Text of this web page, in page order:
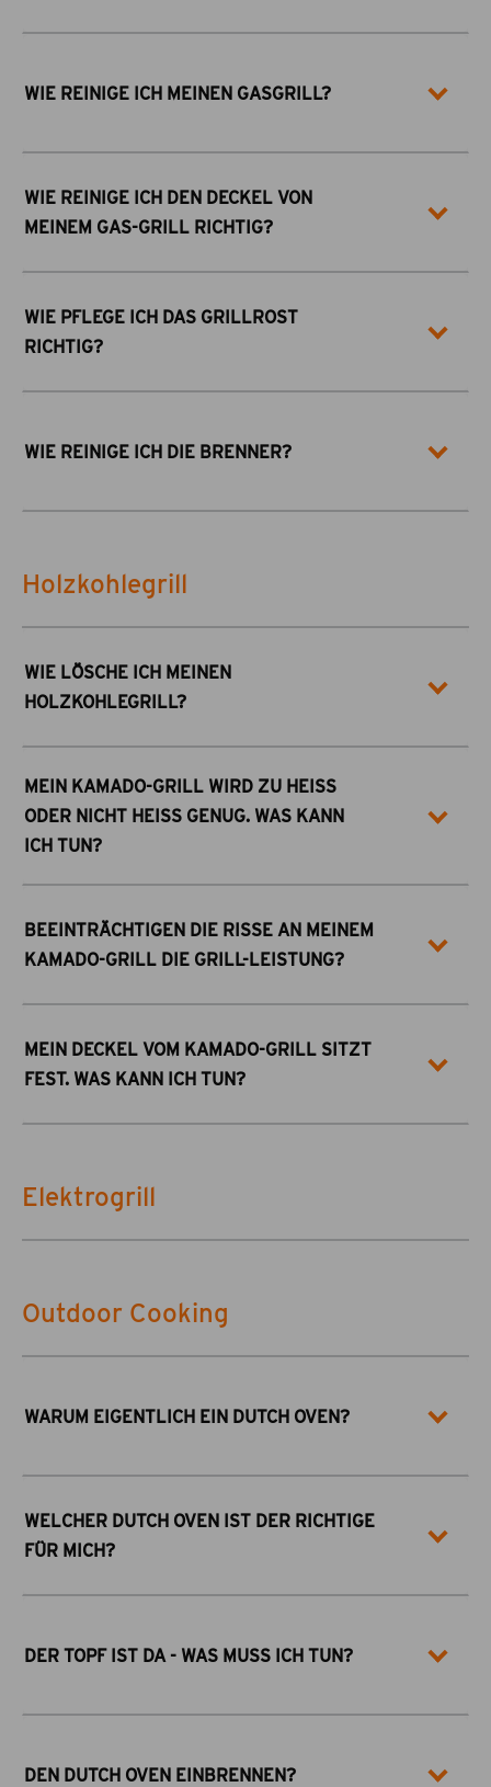
WIE REINIGE ICH MEINEN GASGRILL?
WIE REINIGE ICH DEN DECKEL VON
MEINEM GAS-GRILL RICHTIG?
WIE PFLEGE ICH DAS GRILLROST
RICHTIG?
WIE REINIGE ICH DIE BRENNER?
Holzkohlegrill
WIE LÖSCHE ICH MEINEN
HOLZKOHLEGRILL?
MEIN KAMADO-GRILL WIRD ZU HEISS O
DER NICHT HEISS GENUG. WAS KANN IC
H TUN?
BEEINTRÄCHTIGEN DIE RISSE AN MEINEM
KAMADO-GRILL DIE GRILL-LEISTUNG?
MEIN DECKEL VOM KAMADO-GRILL SITZT
FEST. WAS KANN ICH TUN?
Elektrogrill
Outdoor Cooking
WARUM EIGENTLICH EIN DUTCH OVEN?
WELCHER DUTCH OVEN IST DER RICHTIGE
FÜR MICH?
DER TOPF IST DA - WAS MUSS ICH TUN?
DEN DUTCH OVEN EINBRENNEN?